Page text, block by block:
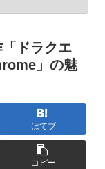
「ドラクエ
」の魅
はてブ
コピー